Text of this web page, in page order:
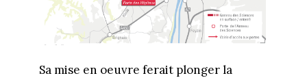
Sa mise en oeuvre ferait plonger la